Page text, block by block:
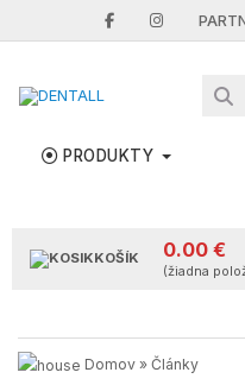
PRODUKTY
KOŠÍK 0.00 €
(žiadna
Domov » Články